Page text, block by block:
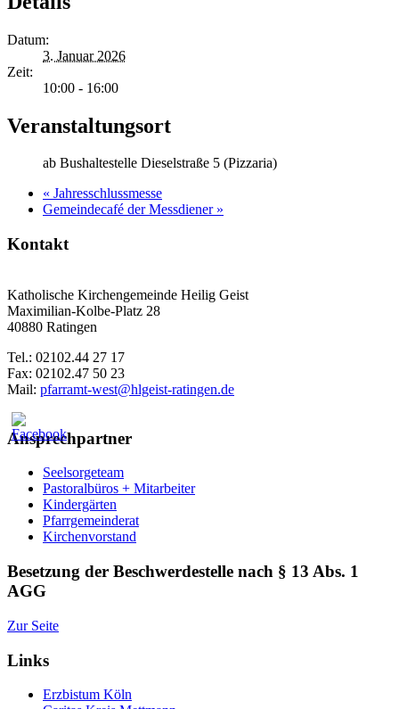
Datum:
3. Januar 2026
Zeit:
10:00 - 16:00
Veranstaltungsort
ab Bushaltestelle Dieselstraße 5 (Pizzaria)
« Jahresschlussmesse
Gemeindecafé der Messdiener »
Kontakt
Katholische Kirchengemeinde Heilig Geist
Maximilian-Kolbe-Platz 28
40880 Ratingen
Tel.: 02102.44 27 17
Fax: 02102.47 50 23
Mail: pfarramt-west@hlgeist-ratingen.de
Ansprechpartner
Seelsorgeteam
Pastoralbüros + Mitarbeiter
Kindergärten
Pfarrgemeinderat
Kirchenvorstand
Besetzung der Beschwerdestelle nach § 13 Abs. 1
AGG
Zur Seite
Links
Erzbistum Köln